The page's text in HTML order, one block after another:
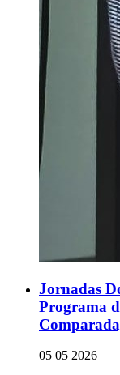
Jornadas
Programa
05 05 2026